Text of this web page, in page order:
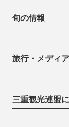
旬の情報
旅行・メディ
三重観光連盟